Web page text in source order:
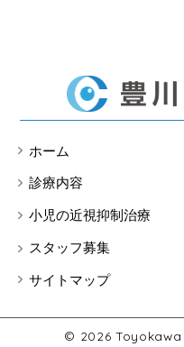
ホーム
診療内容
小児の近視抑制治療
スタッフ募集
サイトマップ
© 2026